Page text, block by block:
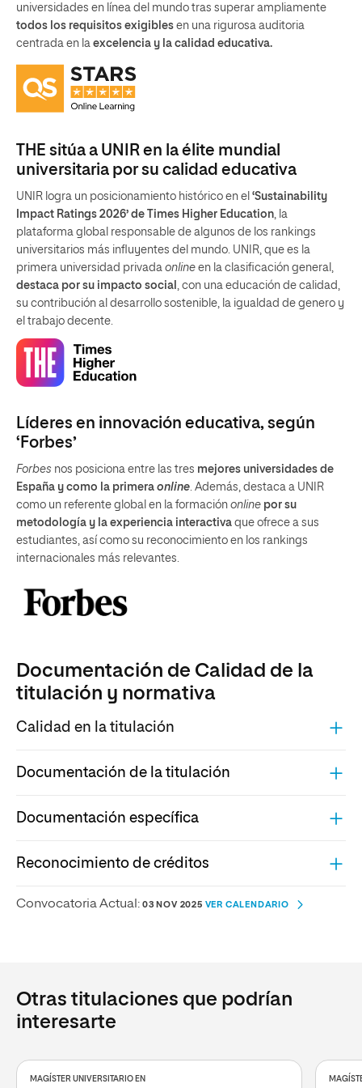
universidades en línea del mundo tras superar ampliamente
todos los requisitos exigibles en una rigurosa auditoria
centrada en la excelencia y la calidad educativa.
THE sitúa a UNIR en la élite mundial
universitaria por su calidad educativa
UNIR logra un posicionamiento histórico en el ‘Sustainability
Impact Ratings 2026’ de Times Higher Education, la
plataforma global responsable de algunos de los rankings
universitarios más influyentes del mundo. UNIR, que es la
primera universidad privada online en la clasificación general,
destaca por su impacto social , con una educación de calidad,
su contribución al desarrollo sostenible, la igualdad de genero y
el trabajo decente.
Líderes en innovación educativa, según
‘Forbes’
Forbes nos posiciona entre las tres mejores universidades de
España y como la primera online. Además, destaca a UNIR
como un referente global en la formación online por su
metodología y la experiencia interactiva que ofrece a sus
estudiantes, así como su reconocimiento en los rankings
internacionales más relevantes.
Documentación de Calidad de la
titulación y normativa
Calidad en la titulación
Documentación de la titulación
Documentación específica
Reconocimiento de créditos
Convocatoria Actual: 03 NOV 2025 VER CALENDARIO
Otras titulaciones que podrían
interesarte
MAGÍSTER UNIVERSITARIO EN